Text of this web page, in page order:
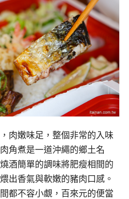
肉嫩味足，整個非常的入味
角煮是一道沖繩的鄉土名
酒簡單的調味將肥瘦相間的
出香氣與軟嫩的豬肉口感。
都不容小覷，百來元的便當